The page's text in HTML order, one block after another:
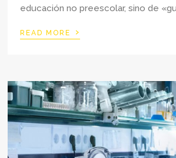
educación no preescolar, sino de
READ MORE ›